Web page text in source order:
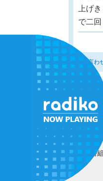
上げ
で二
<<VV言わ
著作権 番